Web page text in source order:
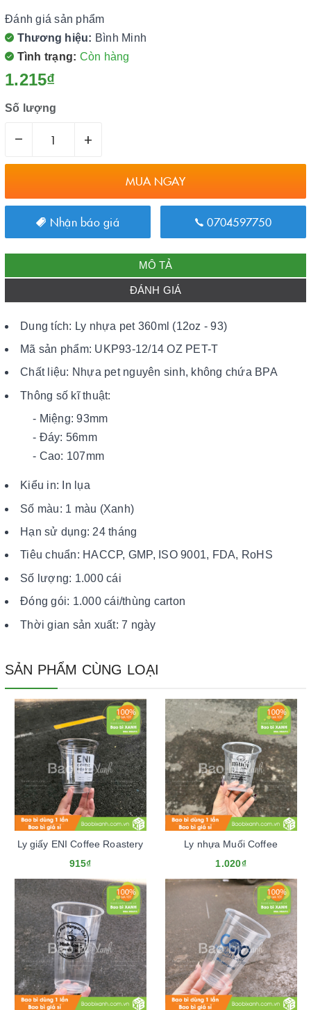
Đánh giá sản phẩm
Thương hiệu: Bình Minh
Tình trạng: Còn hàng
1.215₫
Số lượng
– +
MUA NGAY
Nhận báo giá 0704597750
MÔ TẢ
ĐÁNH GIÁ
Dung tích: Ly nhựa pet 360ml (12oz - 93)
Mã sản phẩm: UKP93-12/14 OZ PET-T
Chất liệu: Nhựa pet nguyên sinh, không chứa BPA
Thông số kĩ thuật:
- Miệng: 93mm
- Đáy: 56mm
- Cao: 107mm
Kiểu in: In lụa
Số màu: 1 màu (Xanh)
Hạn sử dụng: 24 tháng
Tiêu chuẩn: HACCP, GMP, ISO 9001, FDA, RoHS
Số lượng: 1.000 cái
Đóng gói: 1.000 cái/thùng carton
Thời gian sản xuất: 7 ngày
SẢN PHẨM CÙNG LOẠI
Ly giấy ENI Coffee Roastery
915₫
Ly nhựa Muối Coffee
1.020₫